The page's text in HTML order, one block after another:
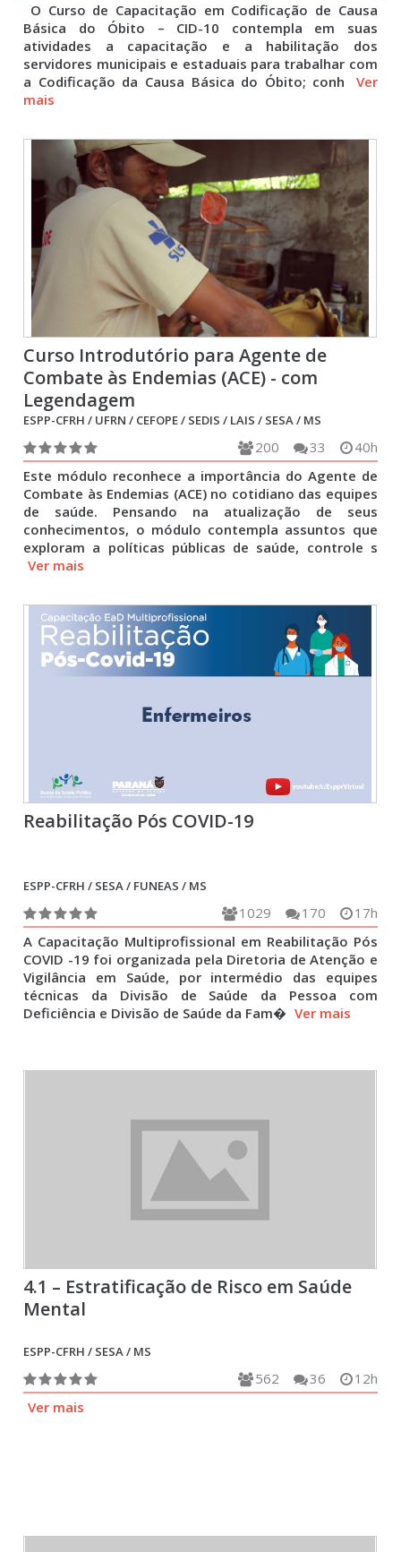
O Curso de Capacitação em Codificação de Causa
Básica do Óbito – CID-10 contempla em suas
atividades a capacitação e a habilitação dos
servidores municipais e estaduais para trabalhar com
a Codificação da Causa Básica do Óbito; conh
Ver
mais
Curso Introdutório para Agente de
Combate às Endemias (ACE) - com
Legendagem
ESPP-CFRH / UFRN / CEFOPE / SEDIS / LAIS / SESA / MS
40h
33
200
Este módulo reconhece a importância do Agente de
Combate às Endemias (ACE) no cotidiano das equipes
de saúde. Pensando na atualização de seus
conhecimentos, o módulo contempla assuntos que
exploram a políticas públicas de saúde, controle s
Ver mais
Reabilitação Pós COVID-19
ESPP-CFRH / SESA / FUNEAS / MS
17h
170
1029
A Capacitação Multiprofissional em Reabilitação Pós
COVID -19 foi organizada pela Diretoria de Atenção e
Vigilância em Saúde, por intermédio das equipes
técnicas da Divisão de Saúde da Pessoa com
Deficiência e Divisão de Saúde da Fam� Ver mais
4.1 – Estratificação de Risco em Saúde
Mental
ESPP-CFRH / SESA / MS
12h
36
562
Ver mais